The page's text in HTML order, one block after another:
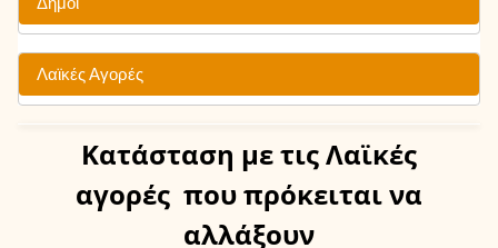
Λαϊκές Αγορές
Κατάσταση με τις Λαϊκές
αγορές που πρόκειται να
αλλάξουν